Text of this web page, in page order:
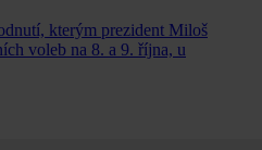
kterým prezident Miloš
voleb na 8. a 9. října, u